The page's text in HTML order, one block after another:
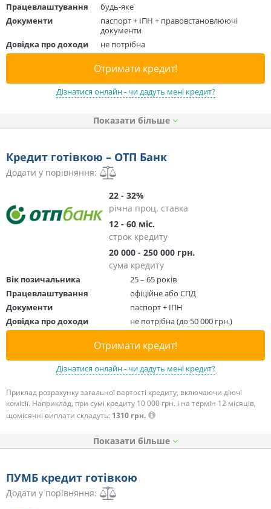
Працевлаштування
будь-яке
Документи
паспорт + ІПН + правовстановлюючі
документи
Довідка про доходи
не потрібна
Отримати кредит!
Дізнатися онлайн - чи дадуть мені кредит?
Показати
Кредит готівкою – ОТП Банк
Додати у порівняння:
22 - 32%
річна проц. ставка
12 - 60 міс.
строк кредиту
20 000 - 250 000 грн.
сума кредиту
Вік позичальника
25 – 65 років
Працевлаштування
офіційне або СПД
Документи
паспорт + ІПН
Довідка про доходи
не потрібна (до 50 000 грн.)
Отримати кредит!
Дізнатися онлайн - чи дадуть мені кредит?
Приклад розрахунку загальної вартості кредиту, включаючи діючі
комісії. Наприклад, при сумі кредиту 10 000 грн. і на термін 12 місяців,
щомісячні виплати складуть: 1310 грн.
Показати
ПУМБ кредит готівкою
Додати у порівняння: